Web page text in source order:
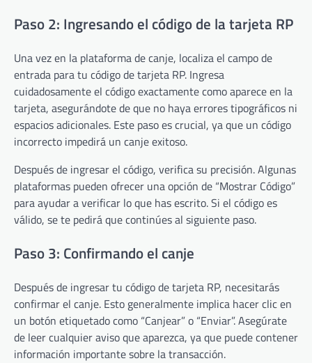
Paso 2: Ingresando el código de la tarjeta RP
Una vez en la plataforma de canje, localiza el campo de
entrada para tu código de tarjeta RP. Ingresa
cuidadosamente el código exactamente como aparece en la
tarjeta, asegurándote de que no haya errores tipográficos ni
espacios adicionales. Este paso es crucial, ya que un código
incorrecto impedirá un canje exitoso.
Después de ingresar el código, verifica su precisión. Algunas
plataformas pueden ofrecer una opción de “Mostrar Código”
para ayudar a verificar lo que has escrito. Si el código es
válido, se te pedirá que continúes al siguiente paso.
Paso 3: Confirmando el canje
Después de ingresar tu código de tarjeta RP, necesitarás
confirmar el canje. Esto generalmente implica hacer clic en
un botón etiquetado como “Canjear” o “Enviar”. Asegúrate
de leer cualquier aviso que aparezca, ya que puede contener
información importante sobre la transacción.